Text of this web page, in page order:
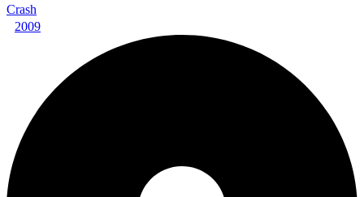
Crash
2009